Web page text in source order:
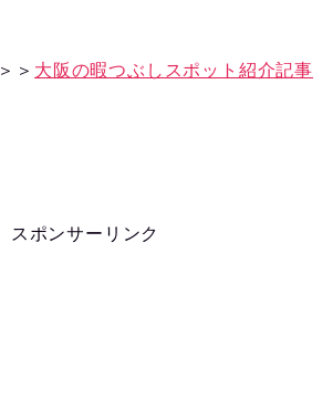
＞＞ 大阪の暇つぶしスポット紹介記事
スポンサーリンク